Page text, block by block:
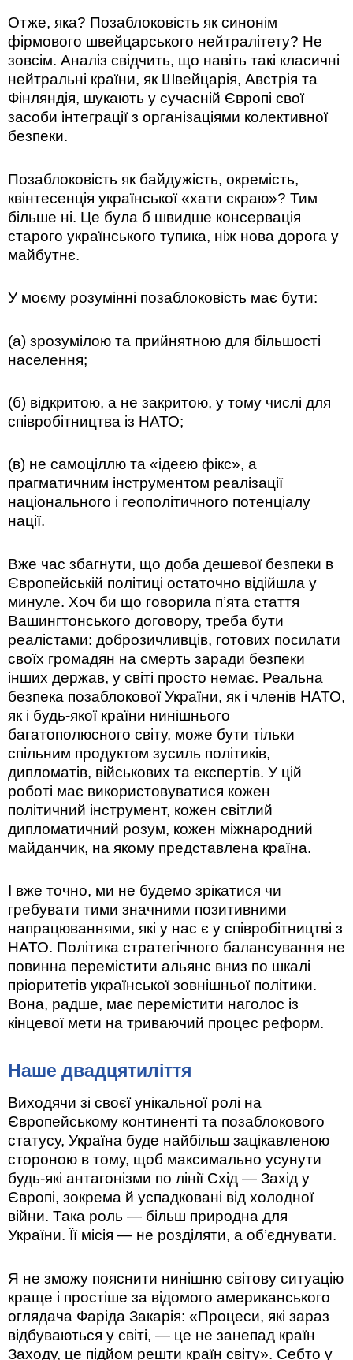
Отже, яка? Позаблоковість як синонім
фірмового швейцарського нейтралітету? Не
зовсім. Аналіз свідчить, що навіть такі класичні
нейтральні країни, як Швейцарія, Австрія та
Фінляндія, шукають у сучасній Європі свої
засоби інтеграції з організаціями колективної
безпеки.
Позаблоковість як байдужість, окремість,
квінтесенція української «хати скраю»? Тим
більше ні. Це була б швидше консервація
старого українського тупика, ніж нова дорога у
майбутнє.
У моєму розумінні позаблоковість має бути:
(а) зрозумілою та прийнятною для більшості
населення;
(б) відкритою, а не закритою, у тому числі для
співробітництва із НАТО;
(в) не самоціллю та «ідеєю фікс», а
прагматичним інструментом реалізації
національного і геополітичного потенціалу
нації.
Вже час збагнути, що доба дешевої безпеки в
Європейській політиці остаточно відійшла у
минуле. Хоч би що говорила п’ята стаття
Вашингтонського договору, треба бути
реалістами: доброзичливців, готових посилати
своїх громадян на смерть заради безпеки
інших держав, у світі просто немає. Реальна
безпека позаблокової України, як і членів НАТО,
як і будь-якої країни нинішнього
багатополюсного світу, може бути тільки
спільним продуктом зусиль політиків,
дипломатів, військових та експертів. У цій
роботі має використовуватися кожен
політичний інструмент, кожен світлий
дипломатичний розум, кожен міжнародний
майданчик, на якому представлена країна.
І вже точно, ми не будемо зрікатися чи
гребувати тими значними позитивними
напрацюваннями, які у нас є у співробітництві з
НАТО. Політика стратегічного балансування не
повинна перемістити альянс вниз по шкалі
пріоритетів української зовнішньої політики.
Вона, радше, має перемістити наголос із
кінцевої мети на триваючий процес реформ.
Наше двадцятиліття
Виходячи зі своєї унікальної ролі на
Європейському континенті та позаблокового
статусу, Україна буде найбільш зацікавленою
стороною в тому, щоб максимально усунути
будь-які антагонізми по лінії Схід — Захід у
Європі, зокрема й успадковані від холодної
війни. Така роль — більш природна для
України. Її місія — не розділяти, а об’єднувати.
Я не зможу пояснити нинішню світову ситуацію
краще і простіше за відомого американського
оглядача Фаріда Закарія: «Процеси, які зараз
відбуваються у світі, — це не занепад країн
Заходу, це підйом решти країн світу». Себто у